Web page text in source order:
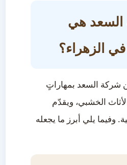
السعد هي
الزهراء؟
شركة السعد بمهاراتٍ
الخشبي، ويقدّم
وفيما يلي أبرز ما يجعله